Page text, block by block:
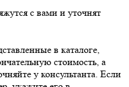
с вами и уточнят
в каталоге,
стоимость, а
у консультанта. Если